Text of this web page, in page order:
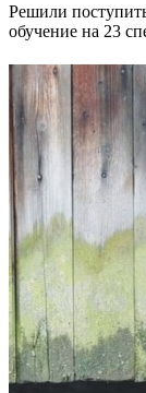
Решили
обучение на 23